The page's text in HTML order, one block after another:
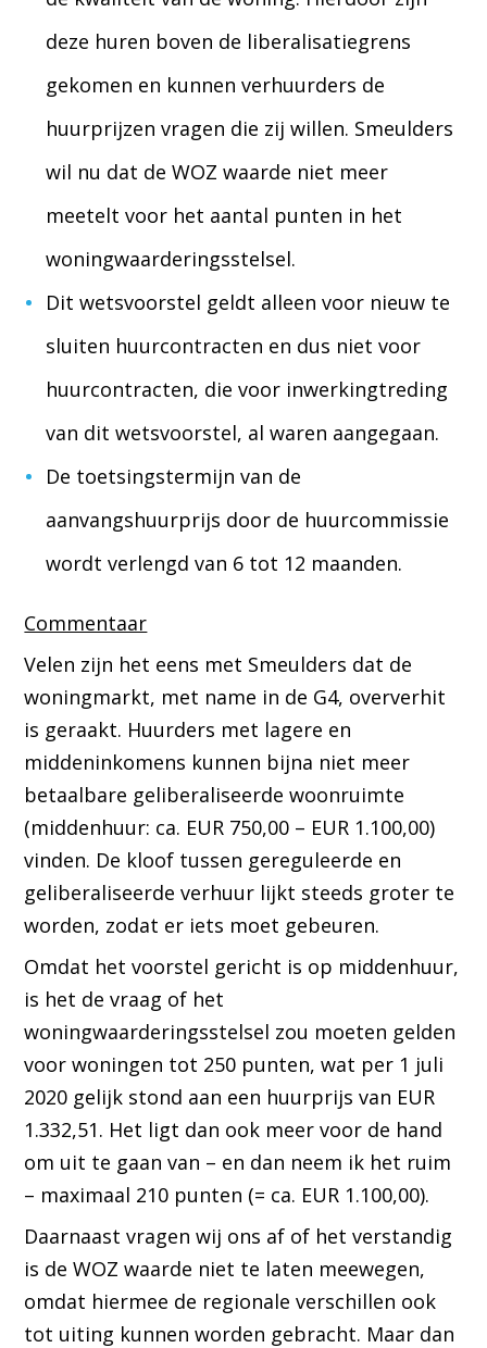
deze huren boven de liberalisatiegrens
gekomen en kunnen verhuurders de
huurprijzen vragen die zij willen. Smeulders
wil nu dat de WOZ waarde niet meer
meetelt voor het aantal punten in het
woningwaarderingsstelsel.
Dit wetsvoorstel geldt alleen voor nieuw te
sluiten huurcontracten en dus niet voor
huurcontracten, die voor inwerkingtreding
van dit wetsvoorstel, al waren aangegaan.
De toetsingstermijn van de
aanvangshuurprijs door de huurcommissie
wordt verlengd van 6 tot 12 maanden.
Commentaar
Velen zijn het eens met Smeulders dat de
woningmarkt, met name in de G4, oververhit
is geraakt. Huurders met lagere en
middeninkomens kunnen bijna niet meer
betaalbare geliberaliseerde woonruimte
(middenhuur: ca. EUR 750,00 – EUR 1.100,00)
vinden. De kloof tussen gereguleerde en
geliberaliseerde verhuur lijkt steeds groter te
worden, zodat er iets moet gebeuren.
Omdat het voorstel gericht is op middenhuur,
is het de vraag of het
woningwaarderingsstelsel zou moeten gelden
voor woningen tot 250 punten, wat per 1 juli
2020 gelijk stond aan een huurprijs van EUR
1.332,51. Het ligt dan ook meer voor de hand
om uit te gaan van – en dan neem ik het ruim
– maximaal 210 punten (= ca. EUR 1.100,00).
Daarnaast vragen wij ons af of het verstandig
is de WOZ waarde niet te laten meewegen,
omdat hiermee de regionale verschillen ook
tot uiting kunnen worden gebracht. Maar dan